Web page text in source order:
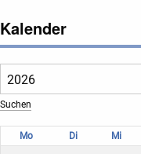
Kalender
Mo Di Mi